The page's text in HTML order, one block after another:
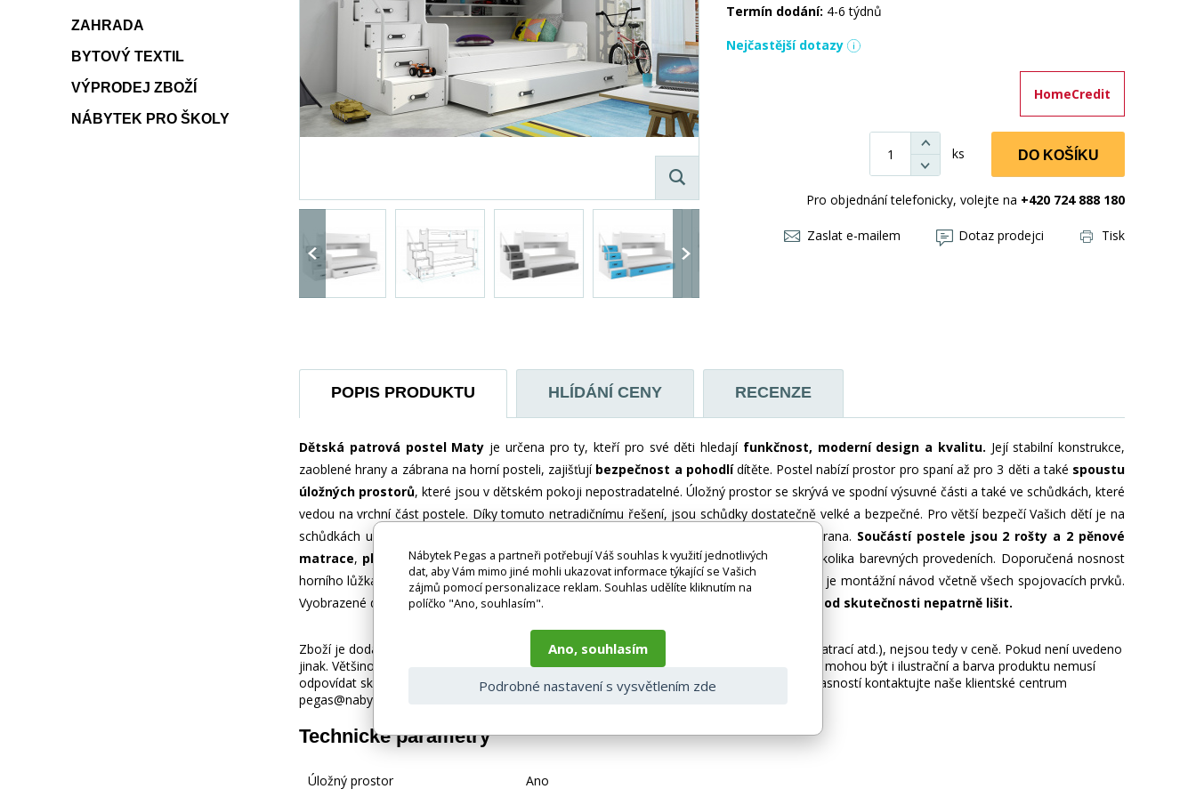
ZAHRADA
BYTOVÝ TEXTIL
VÝPRODEJ ZBOŽÍ
NÁBYTEK PRO ŠKOLY
Termín dodání: 4-6 týdnů
Nejčastější dotazy
HomeCredit
ks DO KOŠÍKU
Pro objednání telefonicky, volejte na +420 724 888 180
Zaslat e-mailem Dotaz prodejci Tisk
POPIS PRODUKTU HLÍDÁNÍ CENY RECENZE
Dětská patrová postel Maty je určena pro ty, kteří pro své děti hledajífunkčnost, moderní design a kvalitu. Její stabilní konstrukce,
zaoblené hrany a zábrana na horní posteli, zajišťují bezpečnost a pohodlídítěte. Postel nabízí prostor pro spaní až pro 3 děti a také spoustu
úložných prostorů, které jsou v dětském pokoji nepostradatelné. Úložný prostor se skrývá ve spodní výsuvné části a také ve schůdkách, které
vedou na vrchní část postele. Díky tomuto netradičnímu řešení, jsou schůdky dostatečně velké a bezpečné. Pro větší bezpečí Vašich dětí je na
schůdkách umístěno zábradlí a vrchní postel má zvýšenou bočnici, která slouží jako zábrana. Součástí postele jsou 2 rošty a 2 pěnové
matrace, plocha pro spaní je 1x 80x200 cm a 1x 120x200 cm.Postel nabízíme v několika barevných provedeních. Doporučená nosnost
horního lůžka 70 kg, spodního lůžka 70 kg. Postel je dodávaná v demontu. Součástí balení je montážní návod včetně všech spojovacích prvků.
Vyobrazené doplňky a dekorace nejsou v ceně.
Zobrazení barev na fotografii se může od skutečnosti nepatrně lišit.
Zboží je dodáváno bez doplňků a dekorací (např. textilních doplňků, spotřebičů, baterie, matrací atd.), nejsou tedy v ceně. Pokud není uvedeno
jinak. Většinou je zboží dodáváno v demontovaném stavu, dle charakteru zboží. Fotografie mohou být i ilustrační a barva produktu nemusí
odpovídat skutečnosti vlivem nastavení monitoru a převodem do el. podoby. V případě nejasností kontaktujte naše klientské centrum
pegas@nabytek-pegas.cz či volejte 777244446.
Technické parametry
Úložný prostor Ano
Nábytek Pegas a partneři potřebují Váš souhlas k využití jednotlivých
dat, aby Vám mimo jiné mohli ukazovat informace týkající se Vašich
zájmů pomocí personalizace reklam. Souhlas udělíte kliknutím na
políčko "Ano, souhlasím".
Ano, souhlasím
Podrobné nastavení s vysvětlením zde